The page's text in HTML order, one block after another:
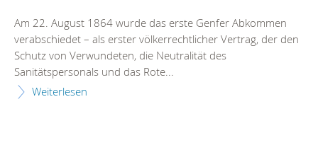
Am 22. August 1864 wurde das erste Genfer Abkommen
verabschiedet – als erster völkerrechtlicher Vertrag, der den
Schutz von Verwundeten, die Neutralität des
Sanitätspersonals und das Rote...
Weiterlesen